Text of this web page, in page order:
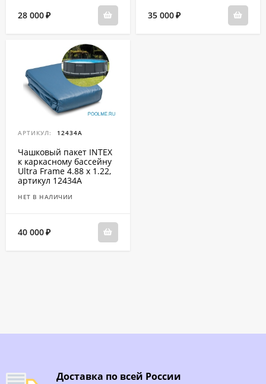
28 000₽ 35 000₽
АРТИКУЛ: 12434A
Чашковый пакет INTEX
к каркасному бассейну
Ultra Frame 4.88 x 1.22,
артикул 12434A
НЕТ В НАЛИЧИИ
40 000₽
Доставка по всей России